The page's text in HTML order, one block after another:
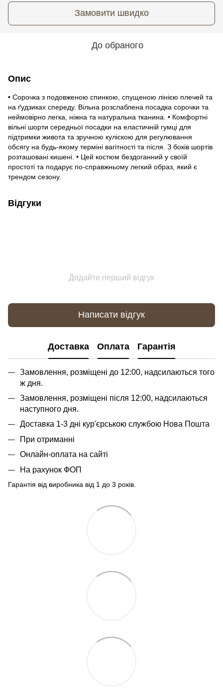
Замовити швидко
До обраного
Опис
• Сорочка з подовженою спинкою, спущеною лінією плечей та
на ґудзиках спереду. Вільна розслаблена посадка сорочки та
неймовірно легка, ніжна та натуральна тканина. • Комфортні
вільні шорти середньої посадки на еластичній гумці для
підтримки живота та зручною куліскою для регулювання
обсягу на будь-якому терміні вагітності та після. З боків шортів
розташовані кишені. • Цей костюм бездоганний у своїй
простоті та подарує по-справжньому легкий образ, який є
трендом сезону.
Відгуки
Додайте перший відгук
Написати відгук
Доставка Оплата Гарантія
Замовлення, розміщені до 12:00, надсилаються того
ж дня.
Замовлення, розміщені після 12:00, надсилаються
наступного дня.
Доставка 1-3 дні кур'єрською службою Нова Пошта
При отриманні
Онлайн-оплата на сайті
На рахунок ФОП
Гарантія від виробника від 1 до 3 років.